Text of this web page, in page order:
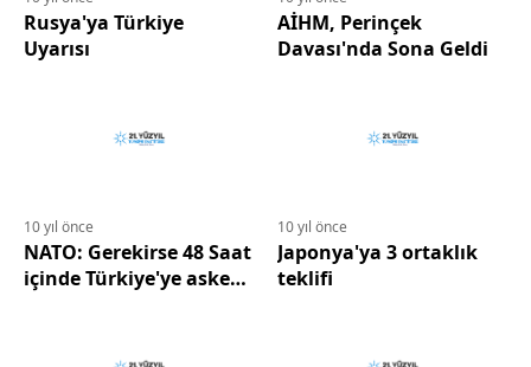
Rusya'ya Türkiye
Uyarısı
AİHM, Perinçek
Davası'nda Sona Geldi
10 yıl önce
NATO: Gerekirse 48 Saat
içinde Türkiye'ye asker
10 yıl önce
Japonya'ya 3 ortaklık
teklifi